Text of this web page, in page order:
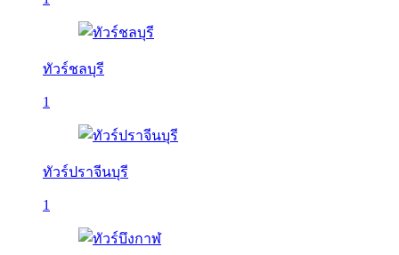
ทัวร์ชลบุรี
1
ทัวร์ปราจีนบุรี
1